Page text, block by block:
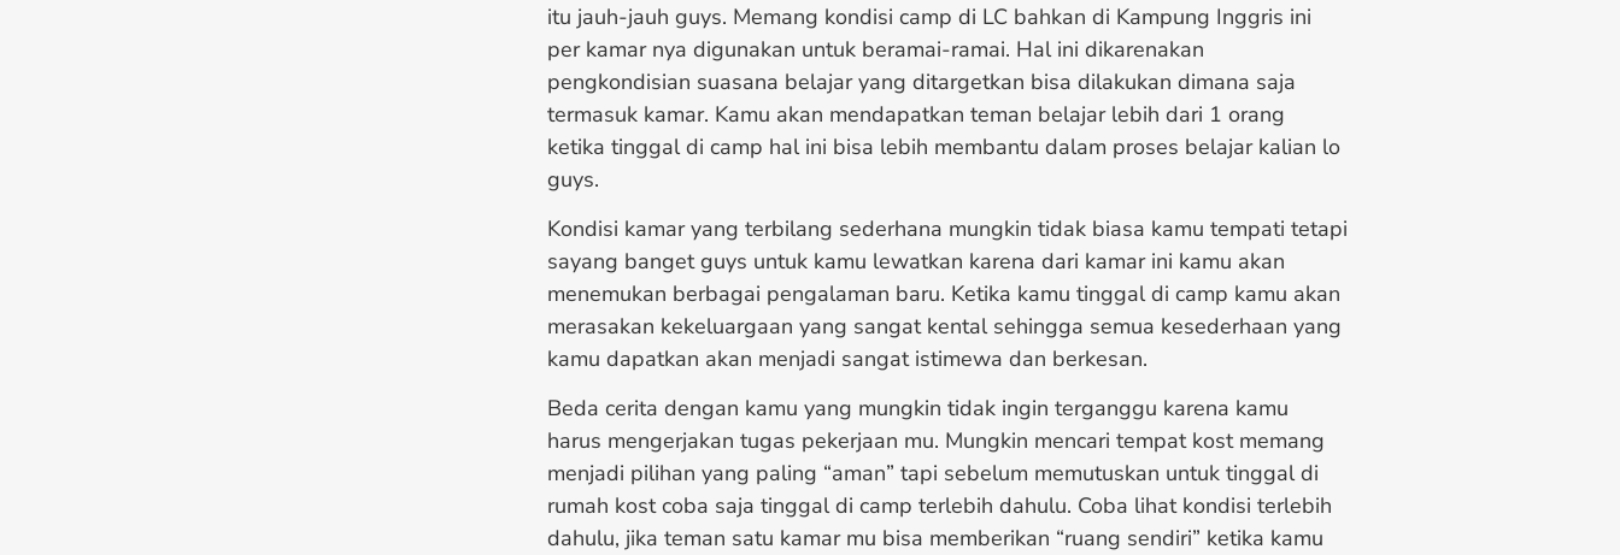
itu jauh-jauh guys. Memang kondisi camp di LC bahkan di Kampung Inggris ini
per kamar nya digunakan untuk beramai-ramai. Hal ini dikarenakan
pengkondisian suasana belajar yang ditargetkan bisa dilakukan dimana saja
termasuk kamar. Kamu akan mendapatkan teman belajar lebih dari 1 orang
ketika tinggal di camp hal ini bisa lebih membantu dalam proses belajar kalian lo
guys.
Kondisi kamar yang terbilang sederhana mungkin tidak biasa kamu tempati tetapi
sayang banget guys untuk kamu lewatkan karena dari kamar ini kamu akan
menemukan berbagai pengalaman baru. Ketika kamu tinggal di camp kamu akan
merasakan kekeluargaan yang sangat kental sehingga semua kesederhaan yang
kamu dapatkan akan menjadi sangat istimewa dan berkesan.
Beda cerita dengan kamu yang mungkin tidak ingin terganggu karena kamu
harus mengerjakan tugas pekerjaan mu. Mungkin mencari tempat kost memang
menjadi pilihan yang paling “aman” tapi sebelum memutuskan untuk tinggal di
rumah kost coba saja tinggal di camp terlebih dahulu. Coba lihat kondisi terlebih
dahulu, jika teman satu kamar mu bisa memberikan “ruang sendiri” ketika kamu